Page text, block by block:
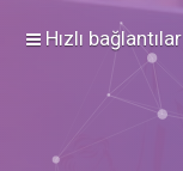
Hızlı bağlantılar